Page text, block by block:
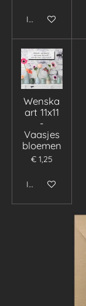
In winkelwagen
Wenska
art 11x11
-
Vaasjes
bloemen
€ 1,25
In winkelwagen